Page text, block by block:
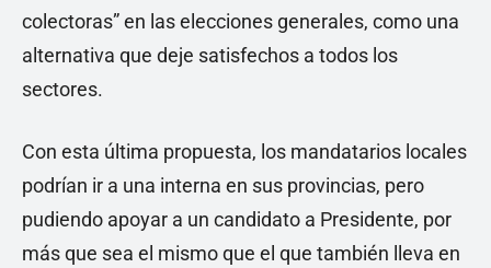
colectoras” en las elecciones generales, como una
alternativa que deje satisfechos a todos los
sectores.
Con esta última propuesta, los mandatarios locales
podrían ir a una interna en sus provincias, pero
pudiendo apoyar a un candidato a Presidente, por
más que sea el mismo que el que también lleva en